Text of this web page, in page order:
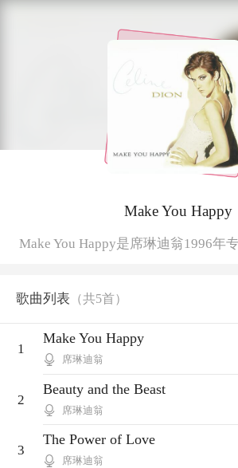
Make You Happy
Make You Happy是席琳迪翁1996年
歌曲列表 （共5首）
1
Make You Happy
席琳迪翁
2
Beauty and the Beast
席琳迪翁
3
The Power of Love
席琳迪翁